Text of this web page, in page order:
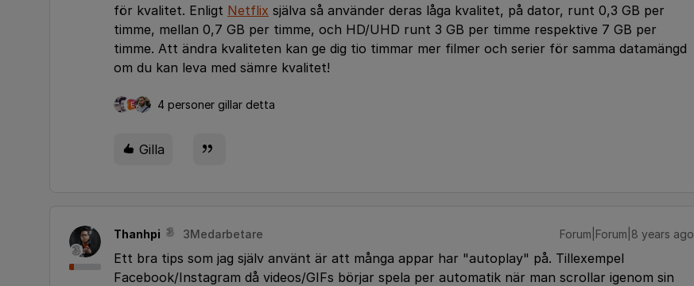
för kvalitet. Enligt Netflix själva så använder deras låga kvalitet, på dator, runt 0,3 GB per
timme, mellan 0,7 GB per timme, och HD/UHD runt 3 GB per timme respektive 7 GB per
timme. Att ändra kvaliteten kan ge dig tio timmar mer filmer och serier för samma datamängd
om du kan leva med sämre kvalitet!
E 4 personer gillar detta
Gilla
Thanhpi 3Medarbetare Forum|Forum|8 years ago
Ett bra tips som jag själv använt är att många appar har "autoplay" på. Tillexempel
Facebook/Instagram då videos/GIFs börjar spela per automatik när man scrollar igenom sin